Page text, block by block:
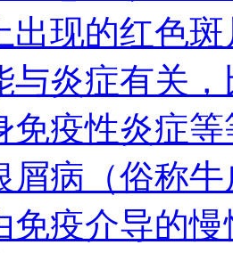
出现的红色
与炎症有关
免疫性炎症
屑病（俗称
免疫介导的